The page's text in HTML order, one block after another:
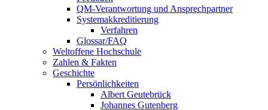
QM-Verantwortung und Ansprechpartner
Systemakkreditierung
Verfahren
Glossar/FAQ
Weltoffene Hochschule
Zahlen & Fakten
Geschichte
Persönlichkeiten
Albert Geutebrück
Johannes Gutenberg